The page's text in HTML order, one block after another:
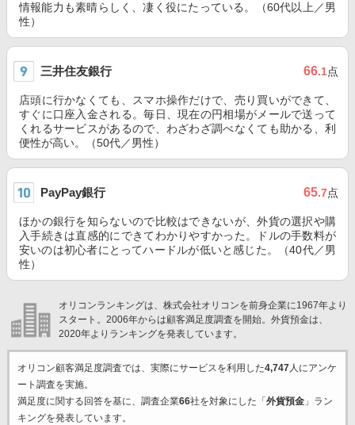
情報能力も素晴らしく、凄く役にたっている。（60代以上／男
性）
三井住友銀行 66.1点
店頭に行かなくても、スマホ操作だけで、売り買いができて、
すぐに口座入金される。毎日、現在の円相場がメールで送って
くれるサービスがあるので、わざわざ調べなくても助かる、利
便性が高い。（50代／男性）
PayPay銀行 65.7点
ほかの銀行を知らないので比較はできないが、外貨の選択や購
入手続きは直感的にできてわかりやすかった。ドルの手数料が
安いのは初心者にとってハードルが低いと感じた。（40代／男
性）
オリコンランキングは、株式会社オリコンを前身企業に1967年より
スタート。2006年からは顧客満足度調査を開始。外貨預金は、
2020年よりランキングを発表しています。
オリコン顧客満足度調査では、実際にサービスを利用した4,747人にアンケ
ート調査を実施。
満足度に関する回答を基に、調査企業66社を対象にした「 外貨預金」ラン
キングを発表しています。